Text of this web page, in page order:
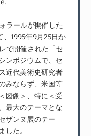
ラールが開催した
、1995年9月25日か
で開催された「セ
ンポジウムで、セ
近代美術史研究者
みならず、米国等
図像＞、特に＜受
最大のテーマとな
ザンヌ展のテー
した。